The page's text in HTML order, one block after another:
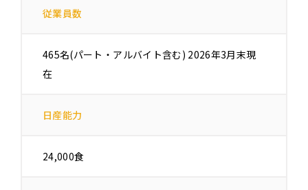
従業員数
465名(パート・アルバイト含む) 2026年3月末現
在
日産能力
24,000食